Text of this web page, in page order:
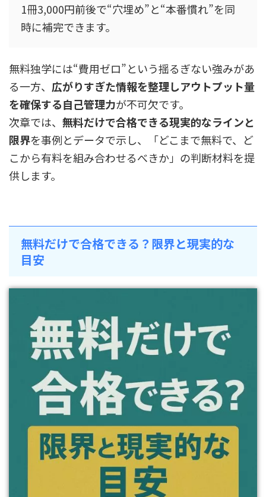
1冊3,000円前後で“穴埋め”と“本番慣れ”を同
時に補完できます。
無料独学には“費用ゼロ”という揺るぎない強みがあ
る一方、 広がりすぎた情報を整理しアウトプット量
を確保する自己管理力が不可欠です。
次章では、 無料だけで合格できる現実的なラインと
限界を事例とデータで示し、「どこまで無料で、ど
こから有料を組み合わせるべきか」の判断材料を提
供します。
無料だけで合格できる？限界と現実的な
目安